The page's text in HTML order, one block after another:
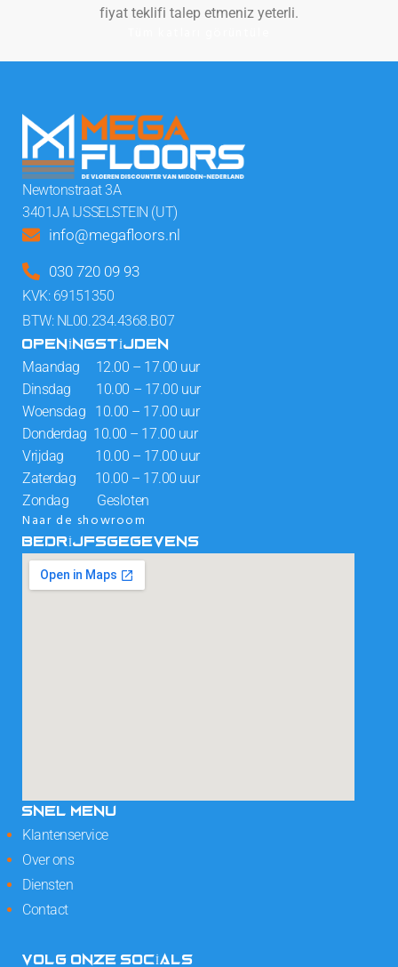
fiyat teklifi talep etmeniz yeterli.
Newtonstraat 3A
3401JA IJSSELSTEIN (UT)
info@megafloors.nl
030 720 09 93
KVK: 69151350
BTW: NL00.234.4368.B07
OPENINGSTIJDEN
Maandag 12.00 – 17.00 uur
Dinsdag 10.00 – 17.00 uur
Woensdag 10.00 – 17.00 uur
Donderdag 10.00 – 17.00 uur
Vrijdag 10.00 – 17.00 uur
Zaterdag 10.00 – 17.00 uur
Zondag Gesloten
Naar de showroom
BEDRIJFSGEGEVENS
SNEL MENU
Klantenservice
Over ons
Diensten
Contact
VOLG ONZE SOCIALS